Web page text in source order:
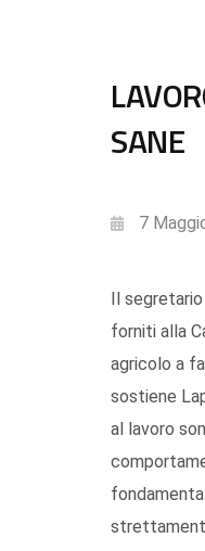
SANE
7
Il
forniti alla
agricolo a
sostiene
al lavoro